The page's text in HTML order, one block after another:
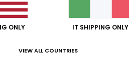
ONLY IT SHIPPING ONLY
VIEW ALL COUNTRIES